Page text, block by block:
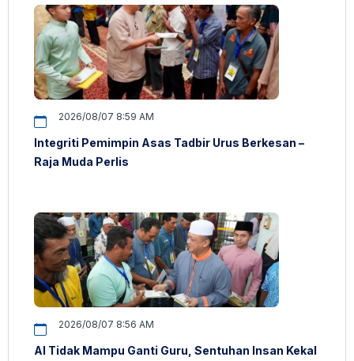
2026/08/07 8:59 AM
Integriti Pemimpin Asas Tadbir Urus Berkesan –
Raja Muda Perlis
2026/08/07 8:56 AM
AI Tidak Mampu Ganti Guru, Sentuhan Insan Kekal